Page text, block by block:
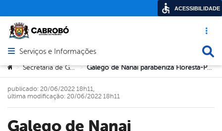
Acesso
Abrir menu principal de navegação
Serviços e Informações
Você está aqui:
> Secretaria de Governo > Galego de Nanai parabeniza Floresta-PE pelos seus 115 anos de história
Galego de Nanai
publicado: 20/06/2022 18h11,
última modificação: 20/06/2022 18h11
ACESSIBILIDADE